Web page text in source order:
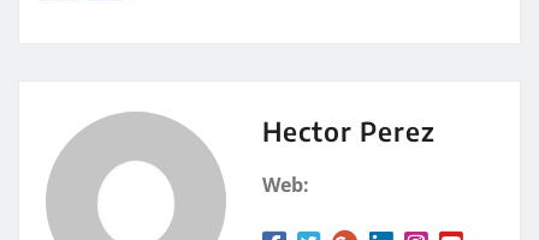
A
p
rt
Hector Perez
Web: